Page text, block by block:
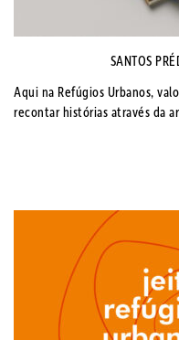
SANTOS
Aqui na Refúgios Urbanos,
recontar histórias através da